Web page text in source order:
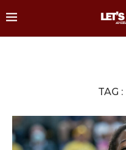
TAG :